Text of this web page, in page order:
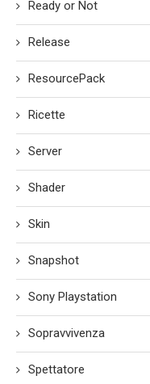
Ready or Not
Release
ResourcePack
Ricette
Server
Shader
Skin
Snapshot
Sony Playstation
Sopravvivenza
Spettatore